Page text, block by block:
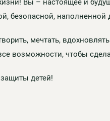
Вы – настоящее и
безопасной,
мечтать,
возможности, чтобы
детей!